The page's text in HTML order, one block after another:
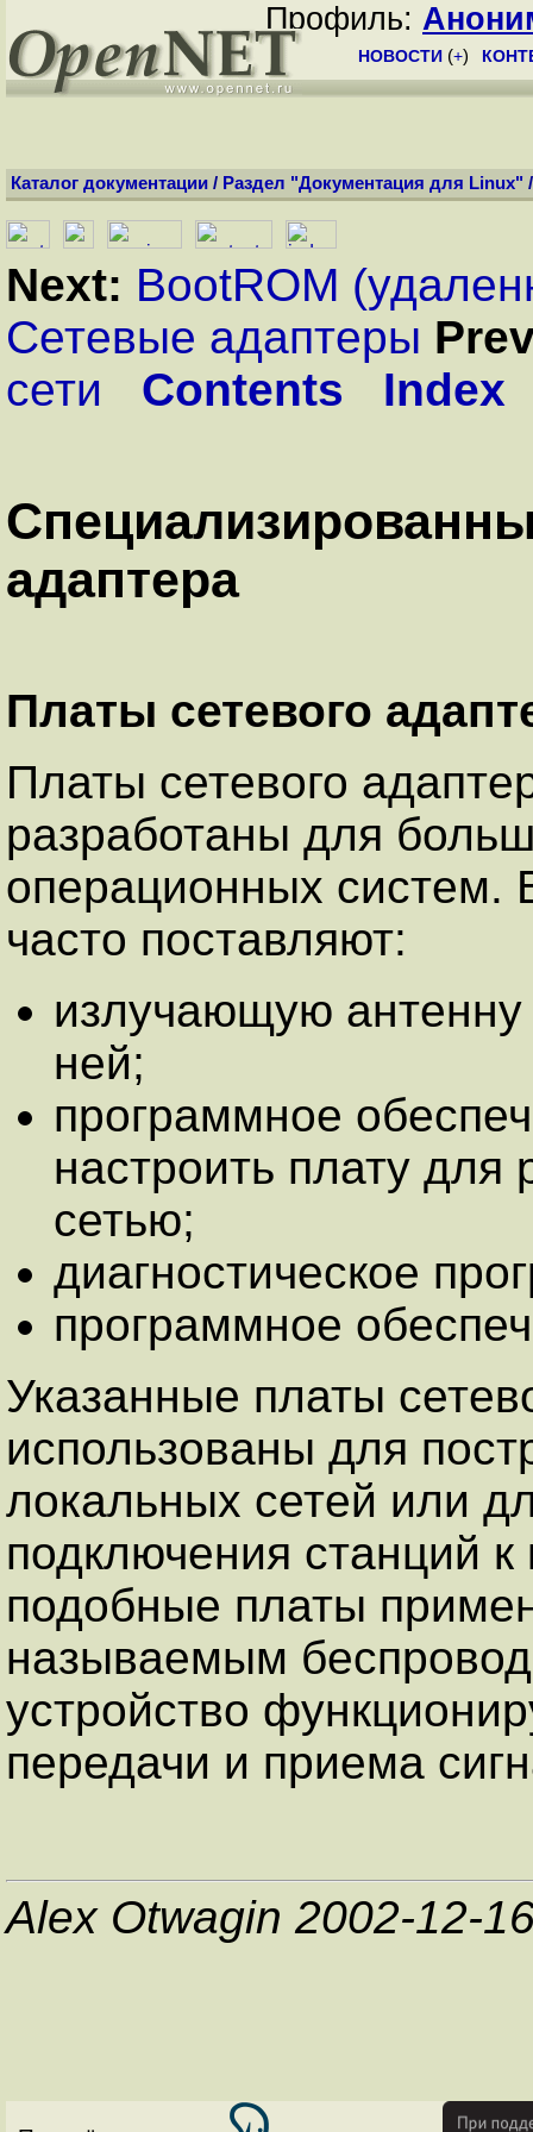
Профиль:
НОВОСТИ (+)
Каталог документации / Раздел "Документация для Linux"
Next: BootROM
Сетевые адаптеры
сети
Contents Index
адаптера
Платы сетевого
Платы сетевого
разработаны для
операционных систем.
часто поставляют:
излучающую антенну
ней;
программное
настроить плату
сетью;
диагностическое
программное
Указанные платы
использованы для
локальных сетей или
подключения станций
подобные платы
называемым
устройство
передачи и приема
Alex Otwagin 2002-12-